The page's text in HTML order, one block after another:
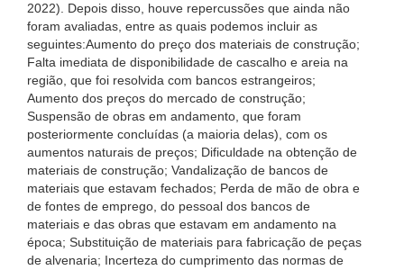
2022). Depois disso, houve repercussões que ainda não
foram avaliadas, entre as quais podemos incluir as
seguintes:Aumento do preço dos materiais de construção;
Falta imediata de disponibilidade de cascalho e areia na
região, que foi resolvida com bancos estrangeiros;
Aumento dos preços do mercado de construção;
Suspensão de obras em andamento, que foram
posteriormente concluídas (a maioria delas), com os
aumentos naturais de preços; Dificuldade na obtenção de
materiais de construção; Vandalização de bancos de
materiais que estavam fechados; Perda de mão de obra e
de fontes de emprego, do pessoal dos bancos de
materiais e das obras que estavam em andamento na
época; Substituição de materiais para fabricação de peças
de alvenaria; Incerteza do cumprimento das normas de